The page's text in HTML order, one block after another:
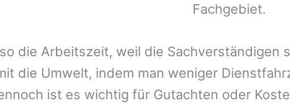
Fachgebiet.
die Arbeitszeit, weil die
die Umwelt, indem man weniger
ist es wichtig für Gutachten oder